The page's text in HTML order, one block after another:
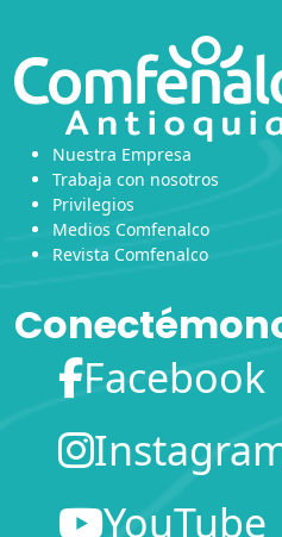
Nuestra Empresa
Trabaja con nosotros
Privilegios
Medios Comfenalco
Revista Comfenalco
Facebook
YouTube